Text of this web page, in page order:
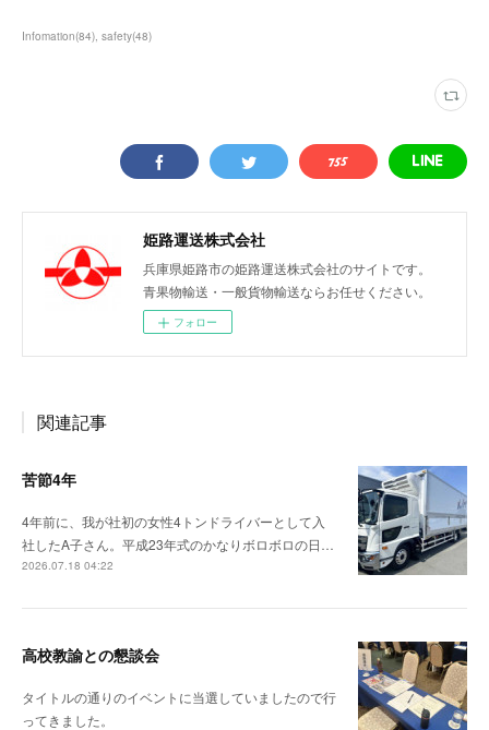
Infomation(84) safety(48)
姫路運送株式会社
兵庫県姫路市の姫路運送株式会社のサイトです。
青果物輸送・一般貨物輸送ならお任せください。
フォロー
関連記事
苦節4年
4年前に、我が社初の女性4トンドライバーとして入
社したA子さん。平成23年式のかなりボロボロの日…
2026.07.18 04:22
高校教諭との懇談会
タイトルの通りのイベントに当選していましたので行
ってきました。